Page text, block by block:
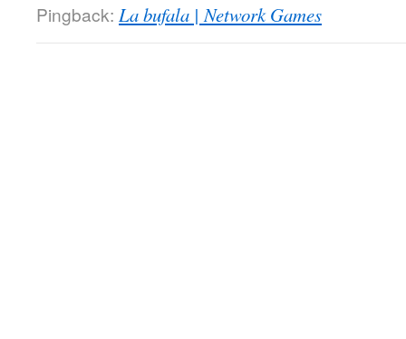
Pingback: La bufala | Network Games